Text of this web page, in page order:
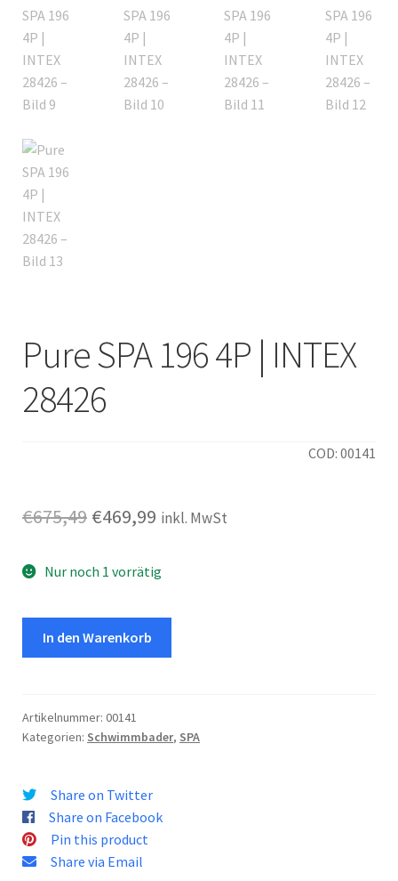
Pure SPA 196 4P | INTEX
28426
COD: 00141
€675,49 Ursprünglicher
war:
€675,49
€469,99 Aktueller
ist:
€469,99.
inkl. MwSt
Nur noch 1 vorrätig
|
INTEX
In den Warenkorb
Artikelnummer: 00141
Kategorien: Schwimmbader, SPA
Share on Twitter
Share on Facebook
Pin this product
Share via Email